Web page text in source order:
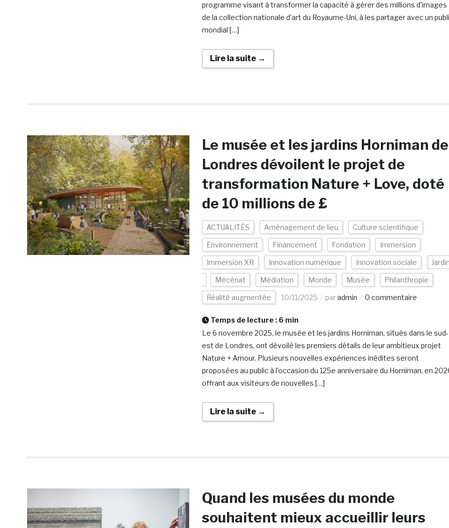
programme visant à transformer la capacité à gérer des millions d’images
de la collection nationale d’art du Royaume-Uni, à les partager avec un
mondial […]
Lire la suite →
Le musée et les jardins Horniman de
Londres dévoilent le projet de
transformation Nature + Love, doté
de 10 millions de £
ACTUALITÉS Aménagement de lieu Culture scientifique
Environnement Financement Fondation Immersion
Immersion XR Innovation numérique Innovation sociale
Mécénat Médiation Monde Musée Philanthropie
Réalité augmentée 10/11/2025 paradmin 0 commentaire
Temps de lecture : 6 min
Le 6 novembre 2025, le musée et les jardins Horniman, situés dans le sud-
est de Londres, ont dévoilé les premiers détails de leur ambitieux projet
Nature + Amour. Plusieurs nouvelles expériences inédites seront
proposées au public à l’occasion du 125e anniversaire du Horniman, en
offrant aux visiteurs de nouvelles […]
Lire la suite →
Quand les musées du monde
souhaitent mieux accueillir leurs